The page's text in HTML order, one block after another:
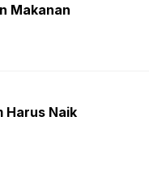
Makanan
Harus Naik